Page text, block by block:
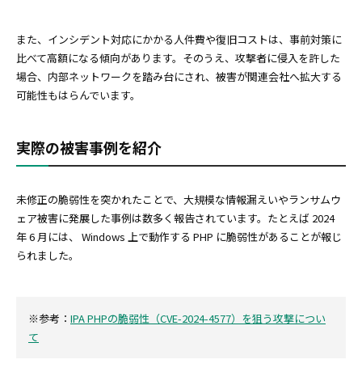
また、インシデント対応にかかる人件費や復旧コストは、事前対策に
比べて高額になる傾向があります。そのうえ、攻撃者に侵入を許した
場合、内部ネットワークを踏み台にされ、被害が関連会社へ拡大する
可能性もはらんでいます。
実際の被害事例を紹介
未修正の脆弱性を突かれたことで、大規模な情報漏えいやランサムウ
ェア被害に発展した事例は数多く報告されています。たとえば 2024
年 6 月には、 Windows 上で動作する PHP に脆弱性があることが報じ
られました。
※参考： IPA PHPの脆弱性（CVE-2024-4577）を狙う攻撃につい
て